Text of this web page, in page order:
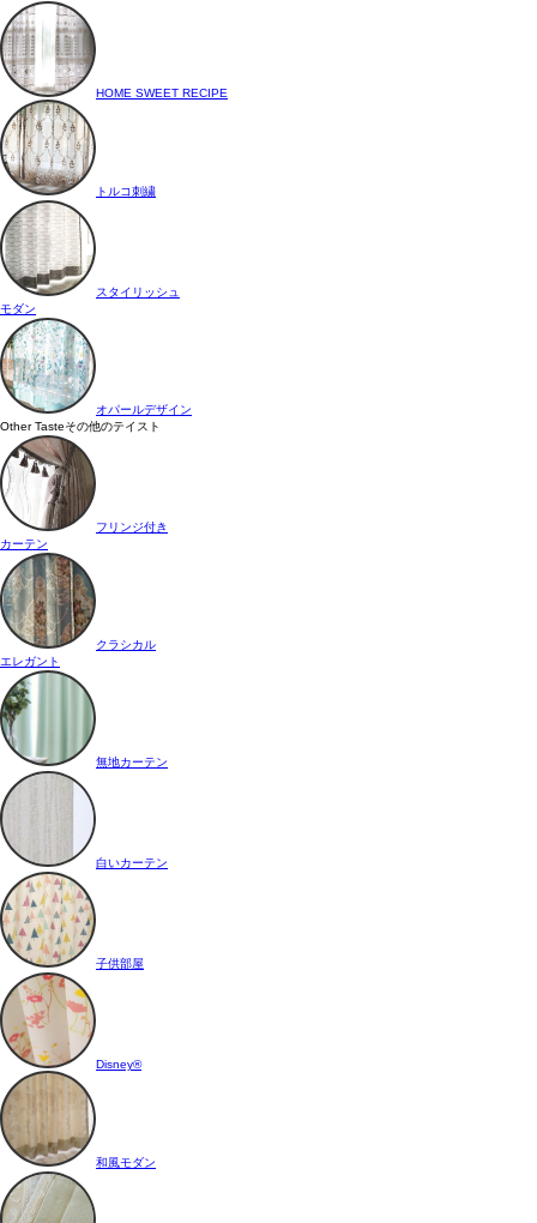
HOME SWEET RECIPE
トルコ刺繍
スタイリッシュ
モダン
オパールデザイン
Other Tasteその他のテイスト
フリンジ付き
カーテン
クラシカル
エレガント
無地カーテン
白いカーテン
子供部屋
Disney®
和風モダン